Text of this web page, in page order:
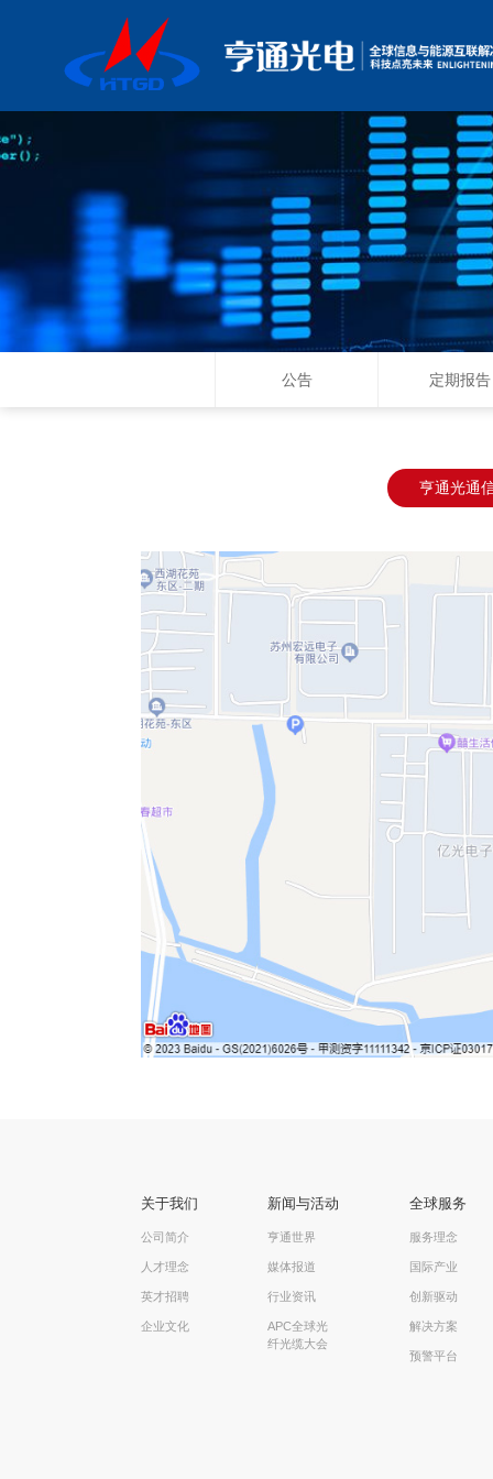
公告 定期报告
亨通光通
关于我们
公司简介
人才理念
英才招聘
企业文化
新闻与活动
亨通世界
媒体报道
行业资讯
APC全球光
纤光缆大会
全球服务
服务理念
国际产业
创新驱动
解决方案
预警平台